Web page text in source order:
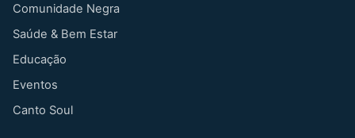
Comunidade Negra
Saúde & Bem Estar
Educação
Eventos
Canto Soul